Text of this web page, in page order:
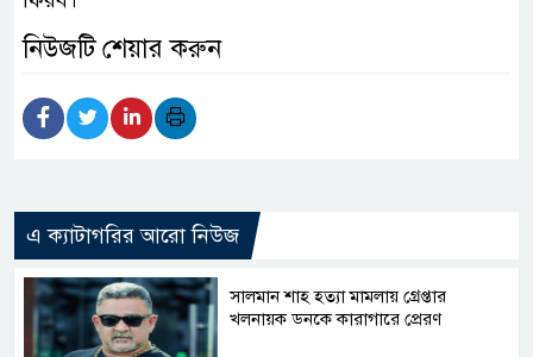
নিউজটি শেয়ার করুন
এ ক্যাটাগরির আরো নিউজ
সালমান শাহ হত্যা মামলায় গ্রেপ্তার
খলনায়ক ডনকে কারাগারে প্রেরণ